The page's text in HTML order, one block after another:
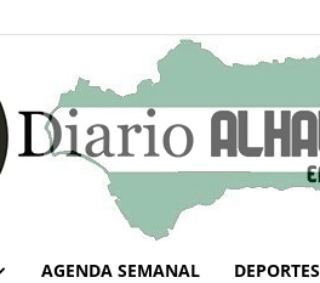
AGENDA SEMANAL DEPORTES